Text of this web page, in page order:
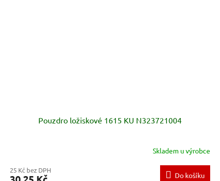
Pouzdro ložiskové 1615 KU N323721004
Skladem u výrobce
25 Kč bez DPH
Do košíku